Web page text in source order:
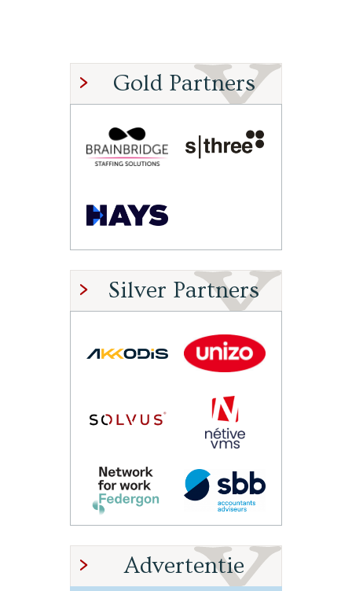
Gold Partners
Silver Partners
Advertentie